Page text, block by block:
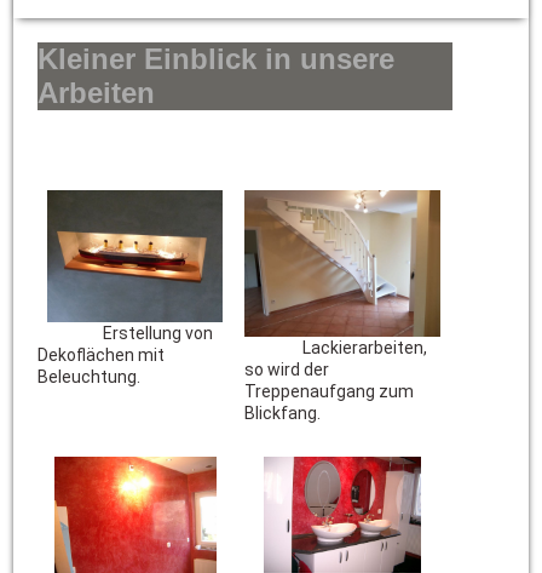
Kleiner Einblick in unsere
Arbeiten
Erstellung von
Dekoflächen mit
Beleuchtung.
Lackierarbeiten,
so wird der
Treppenaufgang zum
Blickfang.